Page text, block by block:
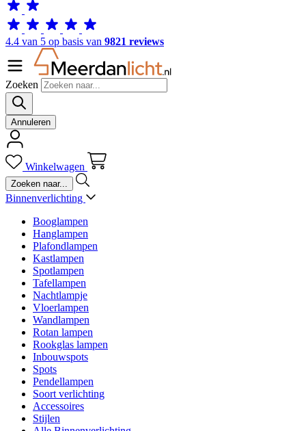
4.4 van 5 op basis van 9821 reviews
Zoeken
Annuleren
Winkelwagen
Binnenverlichting
Booglampen
Hanglampen
Plafondlampen
Kastlampen
Spotlampen
Tafellampen
Nachtlampje
Vloerlampen
Wandlampen
Rotan lampen
Rookglas lampen
Inbouwspots
Spots
Pendellampen
Soort verlichting
Accessoires
Stijlen